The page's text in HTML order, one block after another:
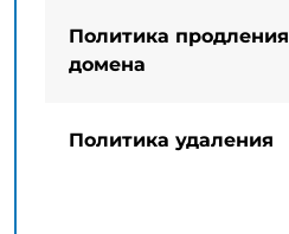
Политика продления
домена
Политика удаления